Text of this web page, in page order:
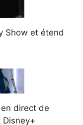
Show et étend
direct de